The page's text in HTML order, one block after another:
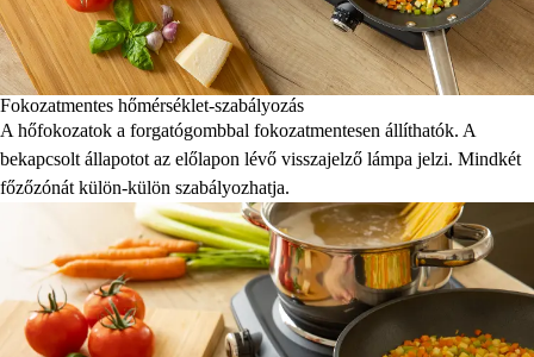
Fokozatmentes hőmérséklet-szabályozás
A hőfokozatok a forgatógombbal fokozatmentesen állíthatók. A
bekapcsolt állapotot az előlapon lévő visszajelző lámpa jelzi. Mindkét
főzőzónát külön-külön szabályozhatja.